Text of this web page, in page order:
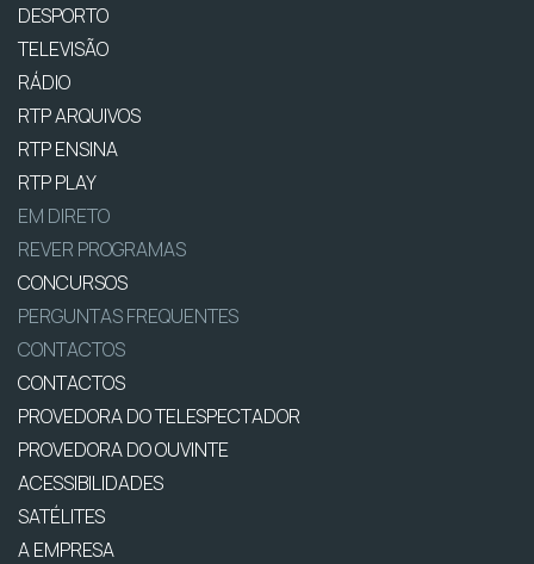
DESPORTO
TELEVISÃO
RÁDIO
RTP ARQUIVOS
RTP ENSINA
RTP PLAY
EM DIRETO
REVER PROGRAMAS
CONCURSOS
PERGUNTAS FREQUENTES
CONTACTOS
CONTACTOS
PROVEDORA DO TELESPECTADOR
PROVEDORA DO OUVINTE
ACESSIBILIDADES
SATÉLITES
A EMPRESA